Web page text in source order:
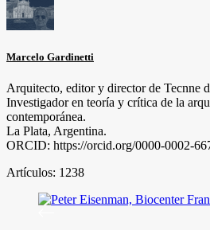
Marcelo Gardinetti
Arquitecto, editor y director de Tecnne
Investigador en teoría y crítica de la
contemporánea.
La Plata, Argentina.
ORCID: https://orcid.org/0000-0002-
Artículos: 1238